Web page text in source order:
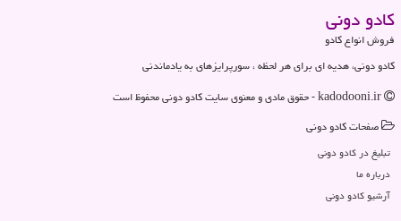
كادو دونی
فروش انواع کادو
کادو دونی، هدیه ای برای هر لحظه ، سورپرایزهای به یادماندنی
صفحات كادو دونی
تبلیغ در كادو دونی
درباره ما
آرشیو كادو دونی